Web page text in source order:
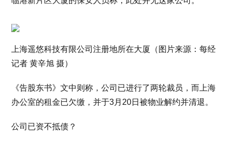
上海遥悠科技有限公司注册地所在大厦（图片来源：每经
记者 黄辛旭 摄）
《告股东书》文中则称，公司已进行了两轮裁员，而上海
办公室的租金已欠缴，并于3月20日被物业解约并清退。
公司已资不抵债？